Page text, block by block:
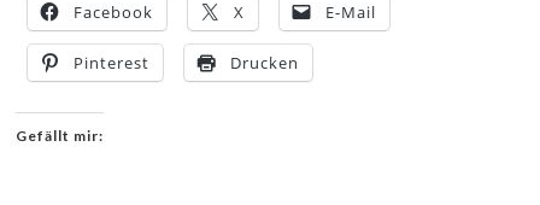
Facebook X E-Mail
Pinterest Drucken
Gefällt mir: